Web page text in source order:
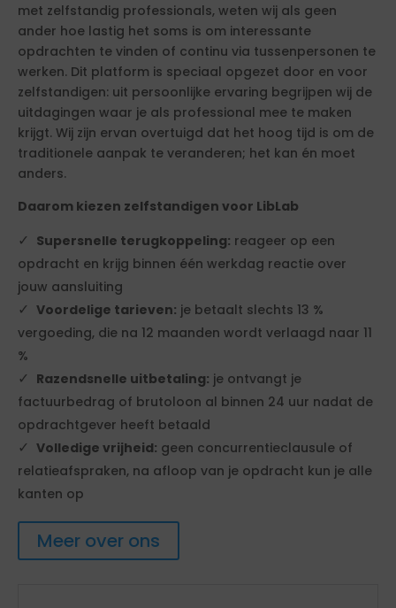
met zelfstandig professionals, weten wij als geen
ander hoe lastig het soms is om interessante
opdrachten te vinden of continu via tussenpersonen te
werken. Dit platform is speciaal opgezet door en voor
zelfstandigen: uit persoonlijke ervaring begrijpen wij de
uitdagingen waar je als professional mee te maken
krijgt. Wij zijn ervan overtuigd dat het hoog tijd is om de
traditionele aanpak te veranderen; het kan én moet
anders.
Daarom kiezen zelfstandigen voor LibLab
Supersnelle terugkoppeling: reageer op een
opdracht en krijg binnen één werkdag reactie over
jouw aansluiting
Voordelige tarieven: je betaalt slechts 13 %
vergoeding, die na 12 maanden wordt verlaagd naar 11
%
Razendsnelle uitbetaling: je ontvangt je
factuurbedrag of brutoloon al binnen 24 uur nadat de
opdrachtgever heeft betaald
Volledige vrijheid: geen concurrentieclausule of
relatieafspraken, na afloop van je opdracht kun je alle
kanten op
Meer over ons